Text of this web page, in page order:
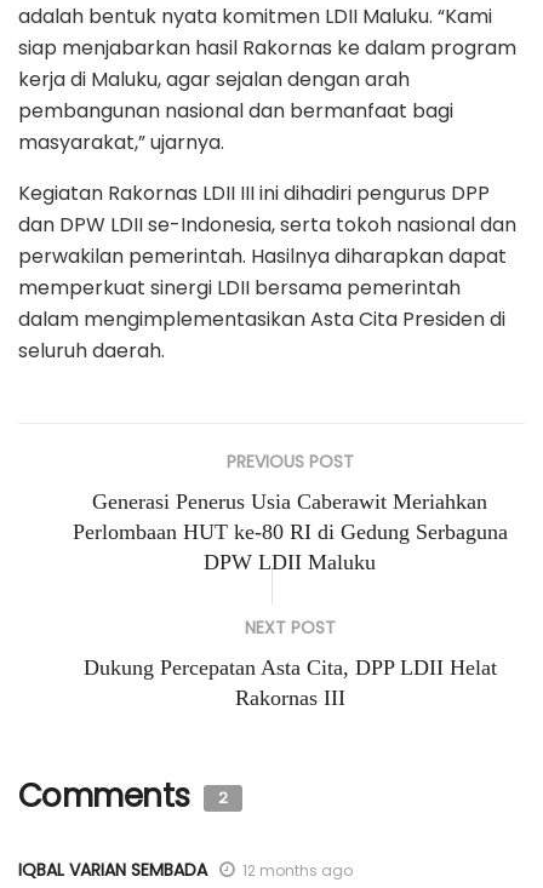
adalah bentuk nyata komitmen LDII Maluku. “Kami
siap menjabarkan hasil Rakornas ke dalam program
kerja di Maluku, agar sejalan dengan arah
pembangunan nasional dan bermanfaat bagi
masyarakat,” ujarnya.
Kegiatan Rakornas LDII III ini dihadiri pengurus DPP
dan DPW LDII se-Indonesia, serta tokoh nasional dan
perwakilan pemerintah. Hasilnya diharapkan dapat
memperkuat sinergi LDII bersama pemerintah
dalam mengimplementasikan Asta Cita Presiden di
seluruh daerah.
PREVIOUS POST
Generasi Penerus Usia Caberawit Meriahkan
Perlombaan HUT ke-80 RI di Gedung Serbaguna
DPW LDII Maluku
NEXT POST
Dukung Percepatan Asta Cita, DPP LDII Helat
Rakornas III
Comments 2
IQBAL VARIAN SEMBADA 12 months ago